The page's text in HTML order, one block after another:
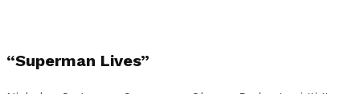
“Superman Lives”